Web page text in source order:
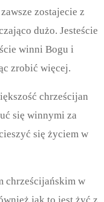
zostajecie z
dużo. Jesteście
winni Bogu i
zrobić więcej.
chrześcijan
się winnymi za
się życiem w
chrześcijańskim w